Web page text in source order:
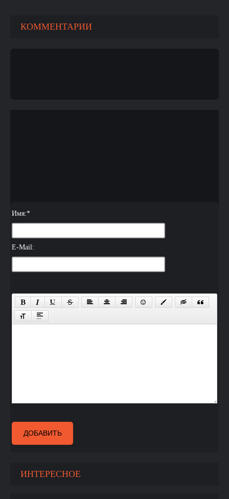
КОММЕНТАРИИ
Имя:*
E-Mail:
ДОБАВИТЬ
ИНТЕРЕСНОЕ